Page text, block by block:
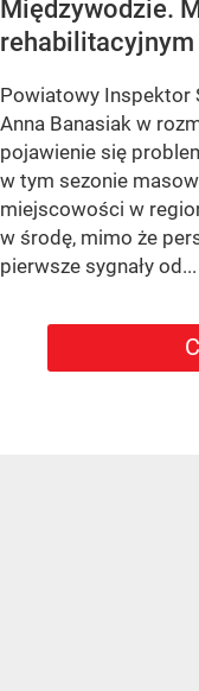
Międzywodzie.
rehabilitacyjnym
Powiatowy Inspektor
Anna Banasiak w
pojawienie się
w tym sezonie
miejscowości w
w środę, mimo że
pierwsze sygnały od...